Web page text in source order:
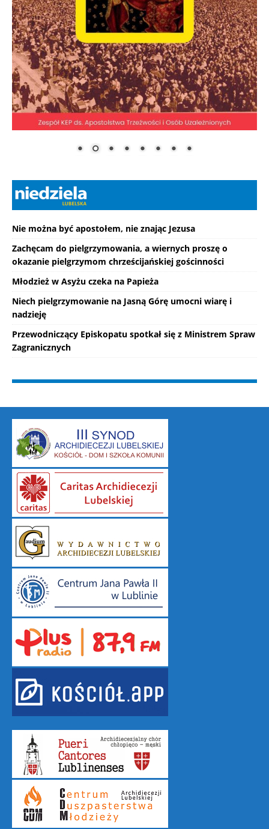
Nie można być apostołem, nie znając Jezusa
Zachęcam do pielgrzymowania, a wiernych proszę o
okazanie pielgrzymom chrześcijańskiej gościnności
Młodzież w Asyżu czeka na Papieża
Niech pielgrzymowanie na Jasną Górę umocni wiarę i
nadzieję
Przewodniczący Episkopatu spotkał się z Ministrem Spraw
Zagranicznych